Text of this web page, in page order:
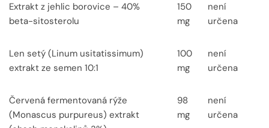
Extrakt z jehlic borovice – 40%
beta-sitosterolu
150
mg
není
určena
Len setý (Linum usitatissimum)
extrakt ze semen 10:1
100
mg
není
určena
Červená fermentovaná rýže
(Monascus purpureus) extrakt
98
mg
není
určena